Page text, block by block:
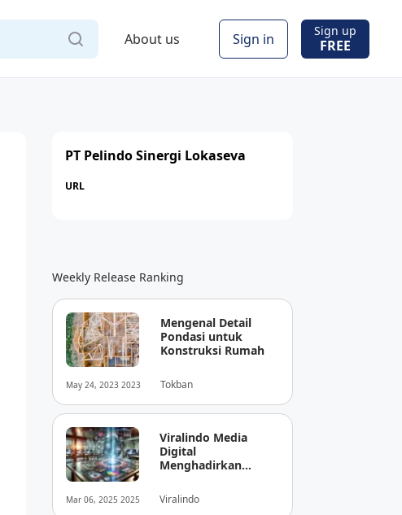
About us Sign in Sign up
FREE
PT Pelindo Sinergi Lokaseva
URL
Weekly Release Ranking
May 24, 2023 2023
Mengenal Detail
Pondasi untuk
Konstruksi Rumah
Tokban
Mar 06, 2025 2025
Viralindo Media
Digital
Menghadirkan
Dunia Media Digital
Indonesia
Viralindo